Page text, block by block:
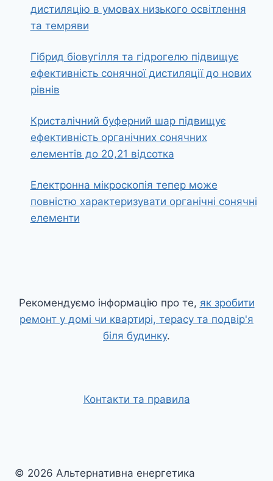
дистиляцію в умовах низького освітлення
та темряви
Гібрид біовугілля та гідрогелю підвищує
ефективність сонячної дистиляції до нових
рівнів
Кристалічний буферний шар підвищує
ефективність органічних сонячних
елементів до 20,21 відсотка
Електронна мікроскопія тепер може
повністю характеризувати органічні сонячні
елементи
Рекомендуємо інформацію про те, як зробити
ремонт у домі чи квартирі, терасу та подвір'я
біля будинку.
Контакти та правила
© 2026 Альтернативна енергетика